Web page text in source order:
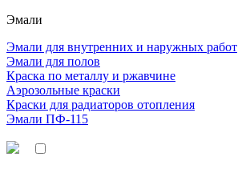
Эмали
Эмали для внутренних и наружных работ
Эмали для полов
Краска по металлу и ржавчине
Аэрозольные краски
Краски для радиаторов отопления
Эмали ПФ-115